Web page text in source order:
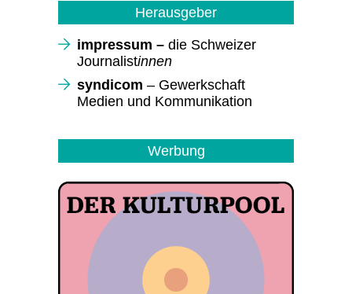
Herausgeber
impressum – die Schweizer
Journalistinnen
syndicom – Gewerkschaft
Medien und Kommunikation
Werbung